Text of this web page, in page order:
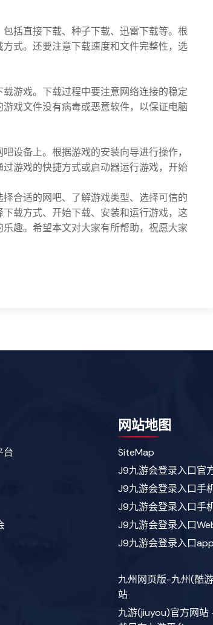
括直接下载、种子下载、迅雷下载等。根
式。还要注意下载速度和文件完整性，选
游戏。下载过程中要注意网络连接的稳定
戏文件没有病毒或恶意软件，以保证电脑
设备上。根据游戏的安装向导进行操作，
游戏的快捷方式或启动器运行游戏，开始
合适的网吧、了解游戏类型、选择可信的
载方式、开始下载、安装和运行游戏，这
趣。希望本文对大家有所帮助，祝愿大家
台
网站地图
SiteMap
J9九游会登录入口官
J9九游会登录入口手
J9九游会登录入口手
J9九游会登录入口
J9九游会登录入口
九州网页版-九州(酷
站
九游(jiuyou)官方网站